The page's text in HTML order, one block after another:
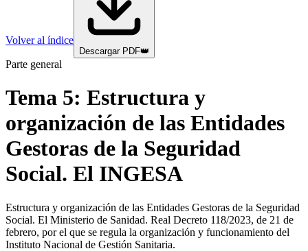
Volver al índice
Descargar PDF👑
Parte general
Tema 5: Estructura y
organización de las Entidades
Gestoras de la Seguridad
Social. El INGESA
Estructura y organización de las Entidades Gestoras de la Seguridad
Social. El Ministerio de Sanidad. Real Decreto 118/2023, de 21 de
febrero, por el que se regula la organización y funcionamiento del
Instituto Nacional de Gestión Sanitaria.